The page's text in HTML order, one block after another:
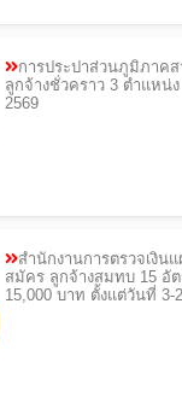
การประปาส่วนภูมิภาค
ลูกจ้างชั่วคราว 3 ตำแหน่
2569
สำนักงานการตรวจเงิน
สมัคร ลูกจ้างสมทบ 15 อัต
15,000 บาท ตั้งแต่วันที่ 3-